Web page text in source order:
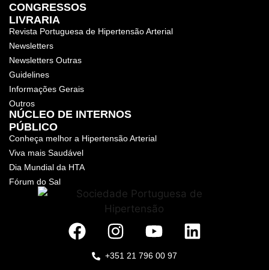
+351 21 796 00 97
CONGRESSOS
LIVRARIA
Revista Portuguesa de Hipertensão Arterial
Newsletters
Newsletters Outras
Guidelines
Informações Gerais
Outros
NÚCLEO DE INTERNOS
PÚBLICO
Conheça melhor a Hipertensão Arterial
Viva mais Saudável
Dia Mundial da HTA
Fórum do Sal